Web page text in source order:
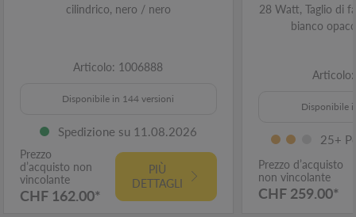
cilindrico, nero / nero
Articolo: 1006888
Disponibile in 144 versioni
Spedizione su 11.08.2026
Prezzo
d’acquisto non
vincolante
CHF 162.00*
PIÙ
DETTAGLI
28 Watt, Taglio di
bianco
Disponibile
25+
Prezzo d’acquisto
non vincolante
CHF 259.00*